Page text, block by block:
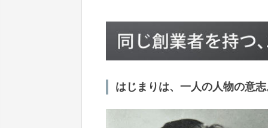
はじまりは、一人の人物の意